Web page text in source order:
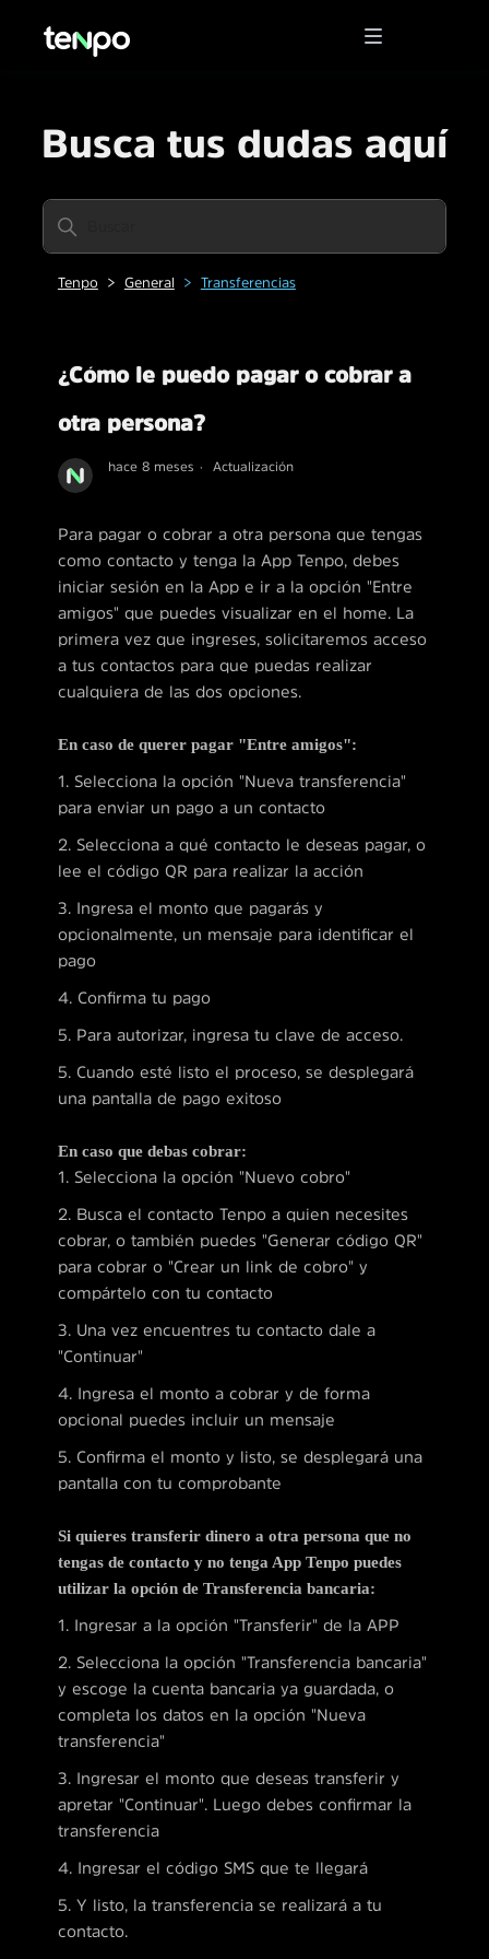
Busca tus dudas aquí
Tenpo General Transferencias
¿Cómo le puedo pagar o cobrar a
otra persona?
hace 8 meses Actualización
Para pagar o cobrar a otra persona que tengas
como contacto y tenga la App Tenpo, debes
iniciar sesión en la App e ir a la opción "Entre
amigos" que puedes visualizar en el home. La
primera vez que ingreses, solicitaremos acceso
a tus contactos para que puedas realizar
cualquiera de las dos opciones.
En caso de querer pagar "Entre amigos":
1. Selecciona la opción "Nueva transferencia"
para enviar un pago a un contacto
2. Selecciona a qué contacto le deseas pagar, o
lee el código QR para realizar la acción
3. Ingresa el monto que pagarás y
opcionalmente, un mensaje para identificar el
pago
4. Confirma tu pago
5. Para autorizar, ingresa tu clave de acceso.
5. Cuando esté listo el proceso, se desplegará
una pantalla de pago exitoso
En caso que debas cobrar:
1. Selecciona la opción "Nuevo cobro"
2. Busca el contacto Tenpo a quien necesites
cobrar, o también puedes "Generar código QR"
para cobrar o "Crear un link de cobro" y
compártelo con tu contacto
3. Una vez encuentres tu contacto dale a
"Continuar"
4. Ingresa el monto a cobrar y de forma
opcional puedes incluir un mensaje
5. Confirma el monto y listo, se desplegará una
pantalla con tu comprobante
Si quieres transferir dinero a otra persona que no
tengas de contacto y no tenga App Tenpo puedes
utilizar la opción de Transferencia bancaria:
1. Ingresar a la opción "Transferir" de la APP
2. Selecciona la opción "Transferencia bancaria"
y escoge la cuenta bancaria ya guardada, o
completa los datos en la opción "Nueva
transferencia"
3. Ingresar el monto que deseas transferir y
apretar "Continuar". Luego debes confirmar la
transferencia
4. Ingresar el código SMS que te llegará
5. Y listo, la transferencia se realizará a tu
contacto.